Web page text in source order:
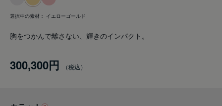
選択中の素材： イエローゴールド
胸をつかんで離さない、輝きのインパクト。
300,300円